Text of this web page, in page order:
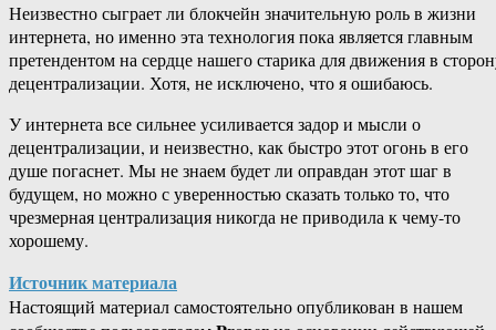
Неизвестно сыграет ли блокчейн значительную роль в жизни
интернета, но именно эта технология пока является главным
претендентом на сердце нашего старика для движения в
децентрализации. Хотя, не исключено, что я ошибаюсь.
У интернета все сильнее усиливается задор и мысли о
децентрализации, и неизвестно, как быстро этот огонь в его
душе погаснет. Мы не знаем будет ли оправдан этот шаг в
будущем, но можно с уверенностью сказать только то, что
чрезмерная централизация никогда не приводила к чему-то
хорошему.
Источник материала
Настоящий материал самостоятельно опубликован в нашем